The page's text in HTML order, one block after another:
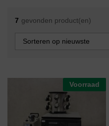
7 gevonden product(en)
Sorteren op nieuwste
Voorraad